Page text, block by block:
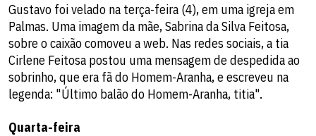
Gustavo foi velado na terça-feira (4), em uma igreja em
Palmas. Uma imagem da mãe, Sabrina da Silva Feitosa,
sobre o caixão comoveu a web. Nas redes sociais, a tia
Cirlene Feitosa postou uma mensagem de despedida ao
sobrinho, que era fã do Homem-Aranha, e escreveu na
legenda: "Último balão do Homem-Aranha, titia".
Quarta-feira